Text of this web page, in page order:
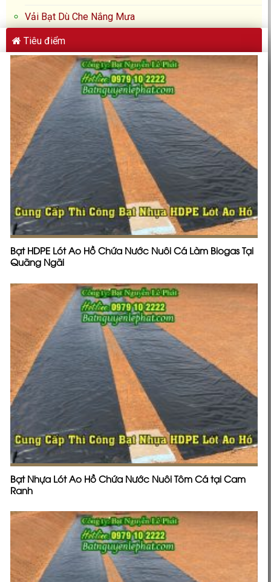
Vải Bạt Dù Che Nắng Mưa
Tiêu điểm
Bạt HDPE Lót Ao Hồ Chứa Nước Nuôi Cá Làm Biogas Tại
Quãng Ngãi
Bạt Nhựa Lót Ao Hồ Chứa Nước Nuôi Tôm Cá tại Cam
Ranh